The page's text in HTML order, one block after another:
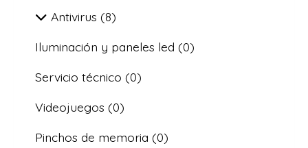
Antivirus (8)
Iluminación y paneles led (0)
Servicio técnico (0)
Videojuegos (0)
Pinchos de memoria (0)